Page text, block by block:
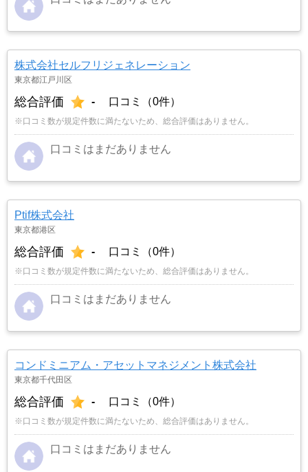
株式会社セルフリジェネレーション
東京都江戸川区
総合評価 - 口コミ（0件）
※口コミ数が規定件数に満たないため、総合評価はありません。
口コミはまだありません
Ptif株式会社
東京都港区
総合評価 - 口コミ（0件）
※口コミ数が規定件数に満たないため、総合評価はありません。
口コミはまだありません
コンドミニアム・アセットマネジメント株式会社
東京都千代田区
総合評価 - 口コミ（0件）
※口コミ数が規定件数に満たないため、総合評価はありません。
口コミはまだありません